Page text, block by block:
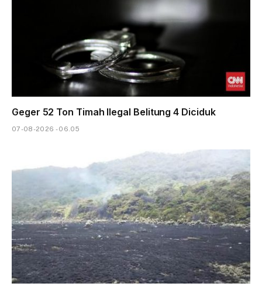
Geger 52 Ton Timah Ilegal Belitung 4 Diciduk
07-08-2026 - 06.05